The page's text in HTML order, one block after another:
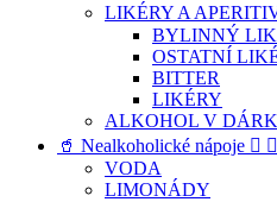
LIKÉRY A
BYLINNÝ
OSTATNÍ
BITTER
LIKÉRY
ALKOHOL V
🥤 Nealkoholické nápoje  
VODA
LIMONÁDY